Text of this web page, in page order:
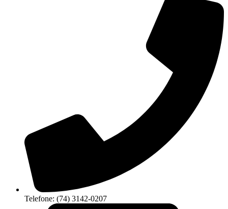
Telefone: (74) 3142-0207